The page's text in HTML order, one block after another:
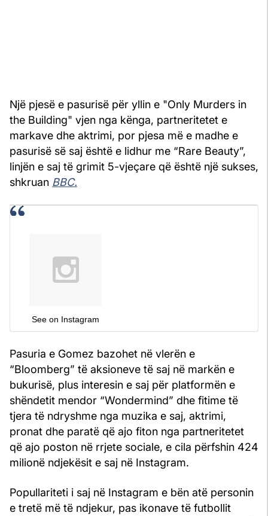
Një pjesë e pasurisë për yllin e "Only Murders in
the Building" vjen nga kënga, partneritetet e
markave dhe aktrimi, por pjesa më e madhe e
pasurisë së saj është e lidhur me “Rare Beauty”,
linjën e saj të grimit 5-vjeçare që është një sukses,
shkruan BBC.
See on Instagram
Pasuria e Gomez bazohet në vlerën e
“Bloomberg” të aksioneve të saj në markën e
bukurisë, plus interesin e saj për platformën e
shëndetit mendor “Wondermind” dhe fitime të
tjera të ndryshme nga muzika e saj, aktrimi,
pronat dhe paratë që ajo fiton nga partneritetet
që ajo poston në rrjete sociale, e cila përfshin 424
milionë ndjekësit e saj në Instagram.
Popullariteti i saj në Instagram e bën atë personin
e tretë më të ndjekur, pas ikonave të futbollit